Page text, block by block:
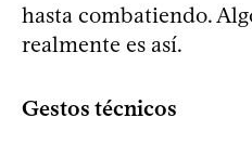
hasta combatiendo.
realmente es así.
Gestos técnicos